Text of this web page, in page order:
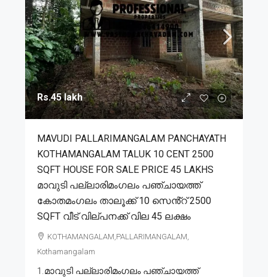
Rs.45 lakh
MAVUDI PALLARIMANGALAM PANCHAYATH
KOTHAMANGALAM TALUK 10 CENT 2500
SQFT HOUSE FOR SALE PRICE 45 LAKHS
മാവുടി പല്ലാരിമംഗലം പഞ്ചായത്ത്
കോതമംഗലം താലൂക്ക് 10 സെൻ്റ് 2500
SQFT വീട് വില്പനക്ക് വില 45 ലക്ഷം
KOTHAMANGALAM,PALLARIMANGALAM,
Kothamangalam
1.മാവുടി പല്ലാരിമംഗലം പഞ്ചായത്ത്